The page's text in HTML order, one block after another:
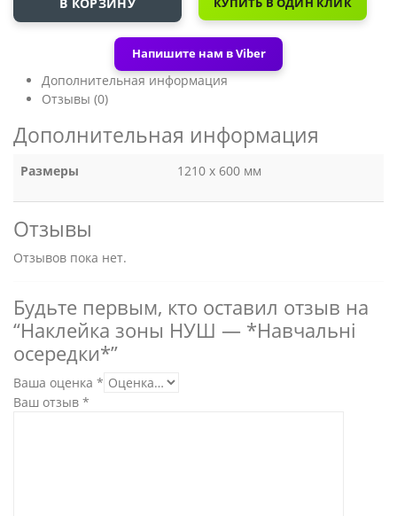
Напишите нам в Viber
Дополнительная информация
Отзывы (0)
Дополнительная информация
Размеры 1210 х 600 мм
Отзывы
Отзывов пока нет.
Будьте первым, кто оставил отзыв на
“Наклейка зоны НУШ — *Навчальні
осередки*”
Ваша оценка *
Ваш отзыв *